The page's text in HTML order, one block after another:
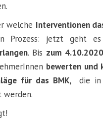
welche Interventionen
Prozess: jetzt geht
. Bis zum 4.10.2020
bewerten und
für das BMK, die
werden.